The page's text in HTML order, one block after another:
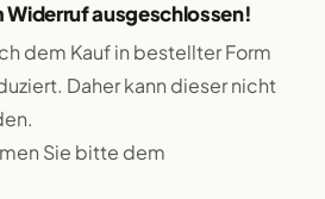
Widerruf ausgeschlossen!
dem Kauf in bestellter Form
Daher kann dieser nicht
Sie bitte dem